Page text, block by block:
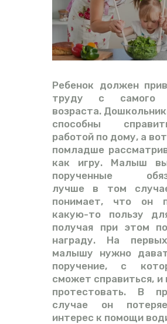
ВИДЕО
ФОРУМ
Ребенок должен
труду с самого
возраста.
способны
работой по дому, а
помладше
как игру. Малыш
порученные
лучше в том
понимает, что он
какую-то пользу
получая при этом
награду. На
малышу нужно
поручение, с
сможет справиться, и
протестовать. В
случае он
интерес к помощи